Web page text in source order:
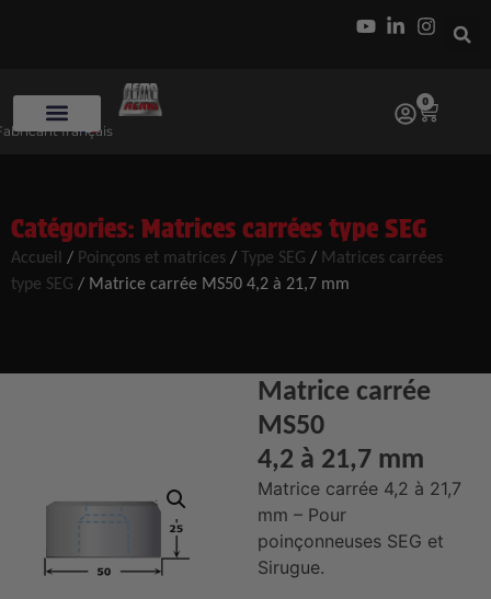
français
0
Catégories: Matrices carrées type SEG
Accueil / Poinçons et matrices / Type SEG / Matrices carrées
type SEG / Matrice carrée MS50 4,2 à 21,7 mm
Matrice carrée
MS50
4,2 à 21,7 mm
Matrice carrée 4,2 à 21,7
mm – Pour
poinçonneuses SEG et
Sirugue.